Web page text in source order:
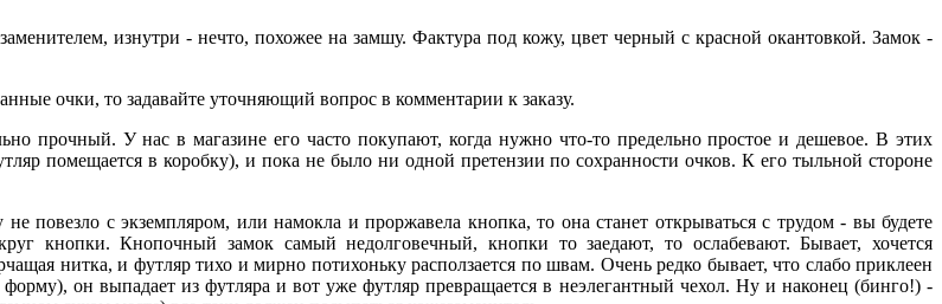
изнутри - нечто, похожее на замшу. Фактура под кожу, цвет черный с красной окантовкой. Замок -
очки, то задавайте уточняющий вопрос в комментарии к заказу.
прочный. У нас в магазине его часто покупают, когда нужно что-то предельно простое и дешевое. В этих
помещается в коробку), и пока не было ни одной претензии по сохранности очков. К его тыльной стороне
повезло с экземпляром, или намокла и проржавела кнопка, то она станет открываться с трудом - вы будете
кнопки. Кнопочный замок самый недолговечный, кнопки то заедают, то ослабевают. Бывает, хочется
нитка, и футляр тихо и мирно потихоньку расползается по швам. Очень редко бывает, что слабо приклеен
он выпадает из футляра и вот уже футляр превращается в неэлегантный чехол. Ну и наконец (бинго!) -